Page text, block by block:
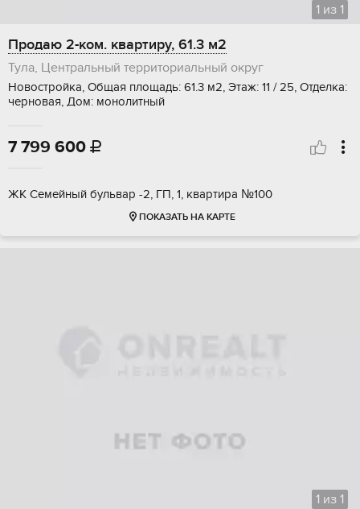
1 из 1
Продаю 2-ком. квартиру, 61.3 м2
Тула, Центральный территориальный округ
Новостройка, Общая площадь: 61.3 м2, Этаж: 11 / 25, Отделка:
черновая, Дом: монолитный
7 799 600 
ЖК Семейный бульвар -2, ГП, 1, квартира №100
ПОКАЗАТЬ НА КАРТЕ
1 из 1